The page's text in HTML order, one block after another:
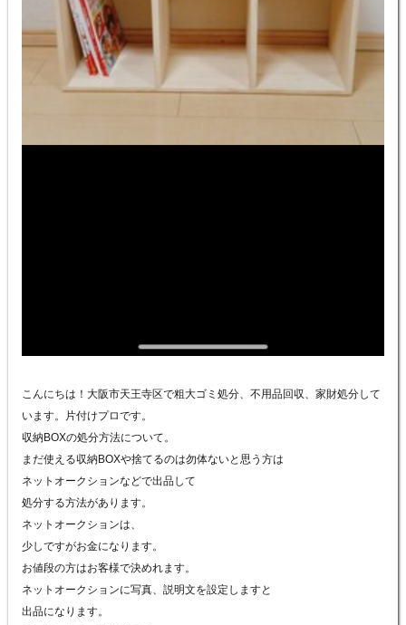
こんにちは！大阪市天王寺区で粗大ゴミ処分、不用品回収、家財処分して
います。片付けプロです。
収納BOXの処分方法について。
まだ使える収納BOXや捨てるのは勿体ないと思う方は
ネットオークションなどで出品して
処分する方法があります。
ネットオークションは、
少しですがお金になります。
お値段の方はお客様で決めれます。
ネットオークションに写真、説明文を設定しますと
出品になります。